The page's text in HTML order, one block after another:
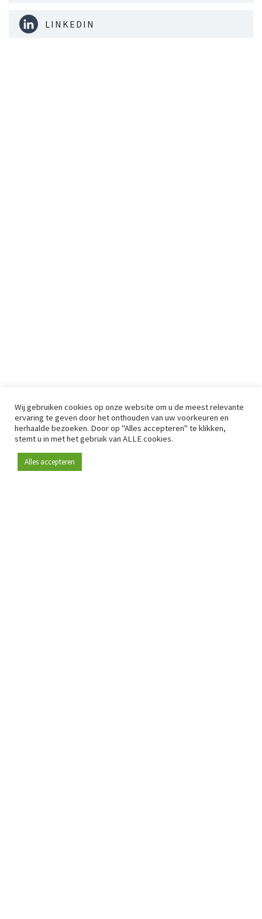
LINKEDIN
Wij gebruiken cookies op onze website om u de meest relevante
ervaring te geven door het onthouden van uw voorkeuren en
herhaalde bezoeken. Door op "Alles accepteren" te klikken,
stemt u in met het gebruik van ALLE cookies.
Alles accepteren